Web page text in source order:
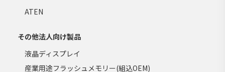
ATEN
その他法人向け製品
液晶ディスプレイ
産業用途フラッシュメモリー(組込OEM)